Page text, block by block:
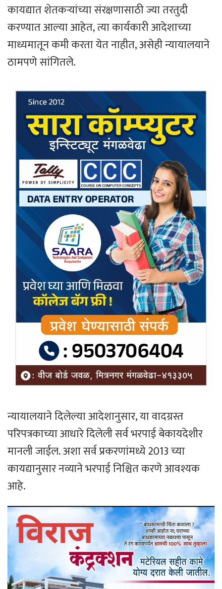
कायद्यात शेतकऱ्यांच्या संरक्षणासाठी ज्या तरतुदी
करण्यात आल्या आहेत, त्या कार्यकारी आदेशाच्या
माध्यमातून कमी करता येत नाहीत, असेही न्यायालयाने
ठामपणे सांगितले.
न्यायालयाने दिलेल्या आदेशानुसार, या वादग्रस्त
परिपत्रकाच्या आधारे दिलेली सर्व भरपाई बेकायदेशीर
मानली जाईल. अशा सर्व प्रकरणांमध्ये 2013 च्या
कायद्यानुसार नव्याने भरपाई निश्चित करणे आवश्यक
आहे.